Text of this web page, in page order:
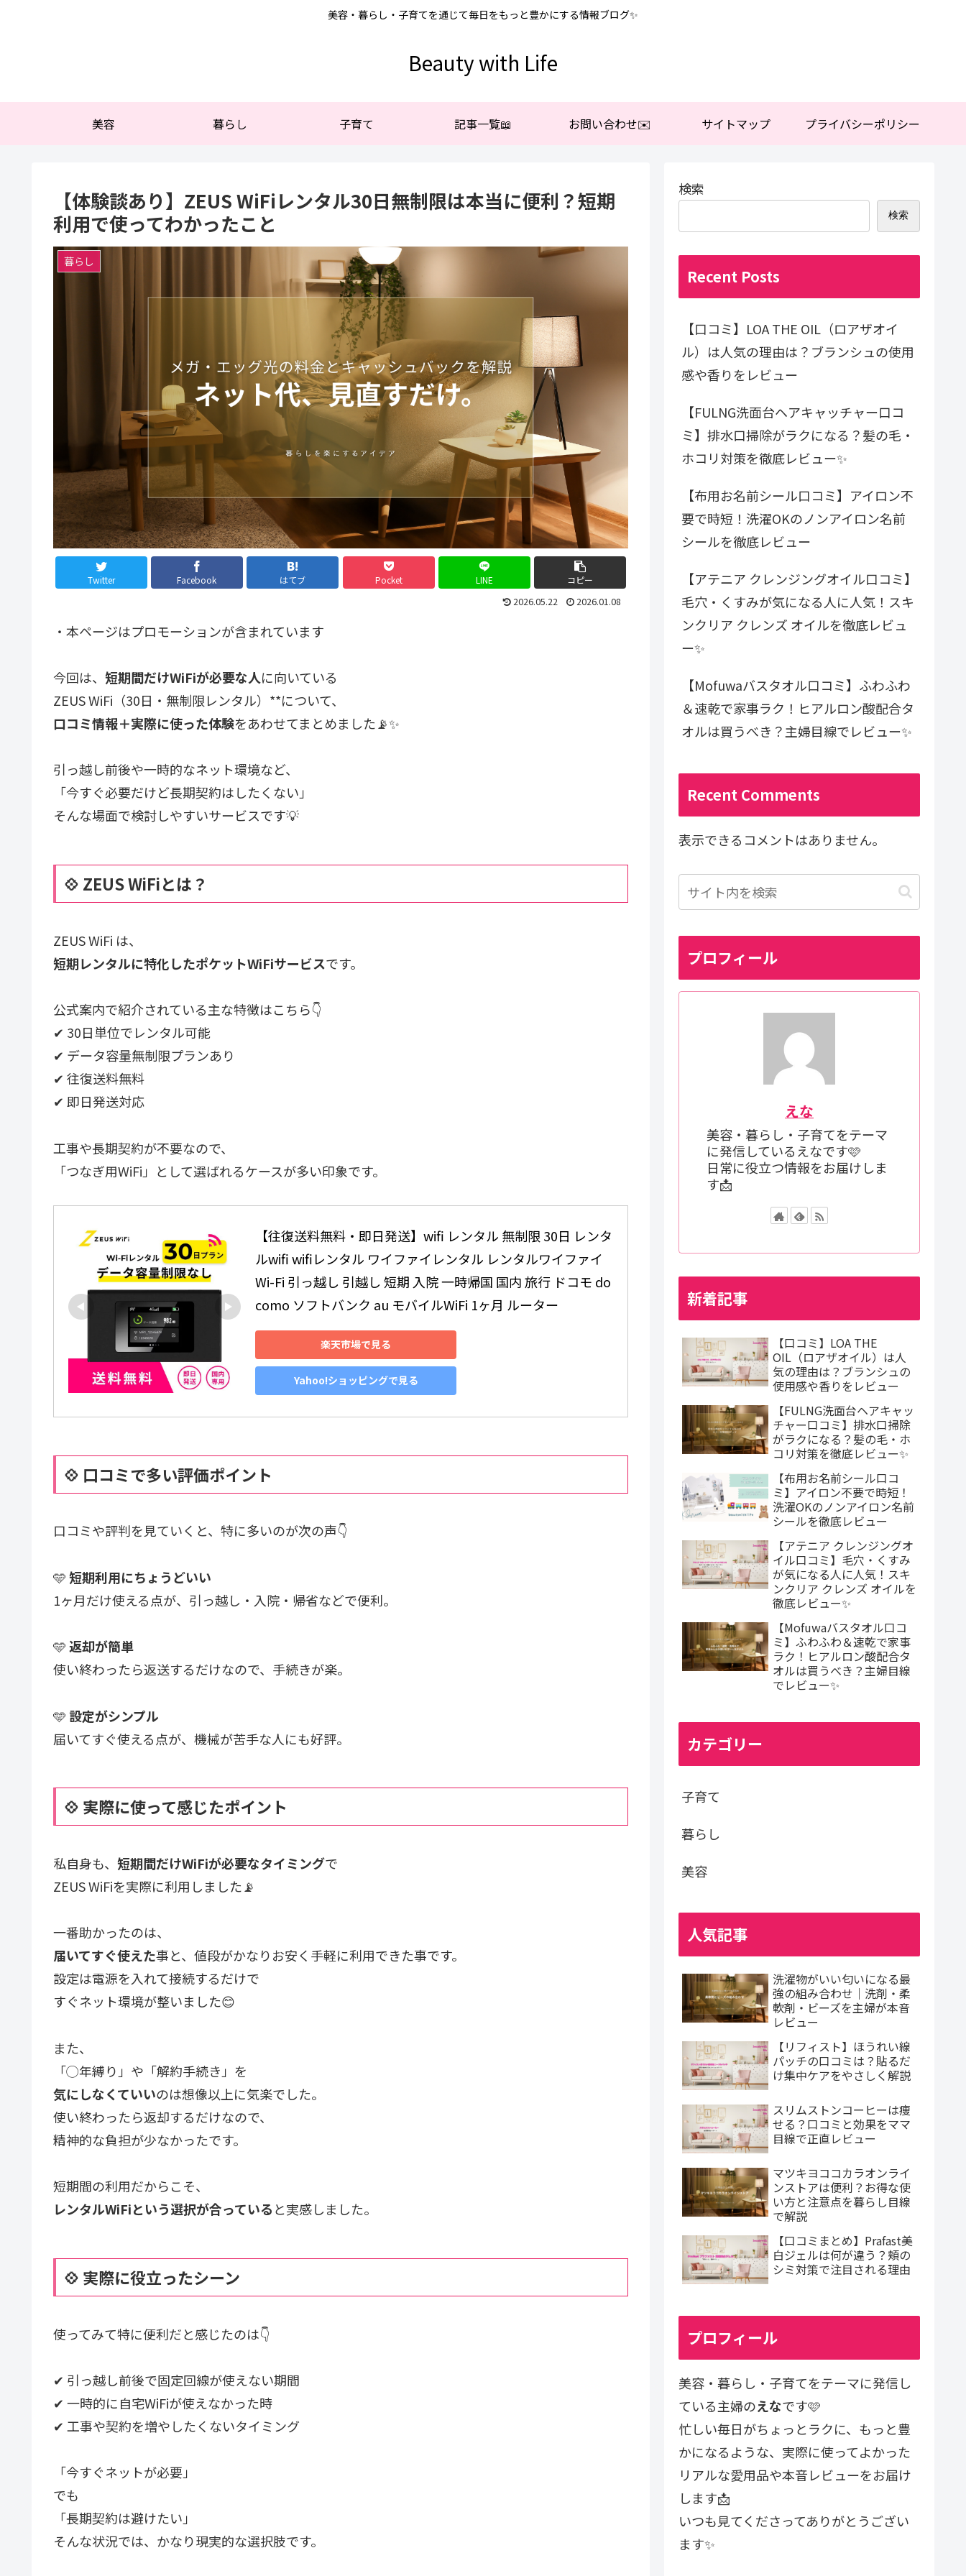
美容・暮らし・子育てを通じて毎日をもっと豊かにする情報ブログ✨
Beauty with Life
美容 暮らし 子育て 記事一覧📖 お問い合わせ✉️ サイトマップ プライバシーポリシー
【体験談あり】ZEUS WiFiレンタル30日無制限は本当に便利？短期
利用で使ってわかったこと
暮らし
Twitter Facebook はてブ Pocket LINE コピー
2026.05.22 2026.01.08
・本ページはプロモーションが含まれています
今回は、 短期間だけWiFiが必要な人に向いている
ZEUS WiFi（30日・無制限レンタル）**について、
口コミ情報＋実際に使った体験をあわせてまとめました📡✨
引っ越し前後や一時的なネット環境など、
「今すぐ必要だけど長期契約はしたくない」
そんな場面で検討しやすいサービスです💡
💠 ZEUS WiFiとは？
ZEUS WiFi は、
短期レンタルに特化したポケットWiFiサービスです。
公式案内で紹介されている主な特徴はこちら👇
✔ 30日単位でレンタル可能
✔ データ容量無制限プランあり
✔ 往復送料無料
✔ 即日発送対応
工事や長期契約が不要なので、
「つなぎ用WiFi」として選ばれるケースが多い印象です。
【往復送料無料・即日発送】wifi レンタル 無制限 30日 レンタ
ルwifi wifiレンタル ワイファイレンタル レンタルワイファイ
Wi-Fi 引っ越し 引越し 短期 入院 一時帰国 国内 旅行 ドコモ do
como ソフトバンク au モバイルWiFi 1ヶ月 ルーター
楽天市場で見る
Yahoo!ショッピングで見る
💠 口コミで多い評価ポイント
口コミや評判を見ていくと、特に多いのが次の声👇
🩵短期利用にちょうどいい
1ヶ月だけ使える点が、引っ越し・入院・帰省などで便利。
🩵返却が簡単
使い終わったら返送するだけなので、手続きが楽。
🩵 設定がシンプル
届いてすぐ使える点が、機械が苦手な人にも好評。
💠 実際に使って感じたポイント
私自身も、 短期間だけWiFiが必要なタイミングで
ZEUS WiFiを実際に利用しました📡
一番助かったのは、
届いてすぐ使えた事と、値段がかなりお安く手軽に利用できた事です。
設定は電源を入れて接続するだけで
すぐネット環境が整いました😊
また、
「◯年縛り」や「解約手続き」を
気にしなくていいのは想像以上に気楽でした。
使い終わったら返却するだけなので、
精神的な負担が少なかったです。
短期間の利用だからこそ、
レンタルWiFiという選択が合っていると実感しました。
💠 実際に役立ったシーン
使ってみて特に便利だと感じたのは👇
✔ 引っ越し前後で固定回線が使えない期間
✔ 一時的に自宅WiFiが使えなかった時
✔ 工事や契約を増やしたくないタイミング
「今すぐネットが必要」
でも
「長期契約は避けたい」
そんな状況では、かなり現実的な選択肢です。
検索
検索
Recent Posts
【口コミ】LOA THE OIL（ロアザオイ
ル）は人気の理由は？ブランシュの使用
感や香りをレビュー
【FULNG洗面台ヘアキャッチャー口コ
ミ】排水口掃除がラクになる？髪の毛・
ホコリ対策を徹底レビュー✨
【布用お名前シール口コミ】アイロン不
要で時短！洗濯OKのノンアイロン名前
シールを徹底レビュー
【アテニア クレンジングオイル口コミ】
毛穴・くすみが気になる人に人気！スキ
ンクリア クレンズ オイルを徹底レビュ
ー✨
【Mofuwaバスタオル口コミ】ふわふわ
＆速乾で家事ラク！ヒアルロン酸配合タ
オルは買うべき？主婦目線でレビュー✨
Recent Comments
表示できるコメントはありません。
プロフィール
えな
美容・暮らし・子育てをテーマ
に発信しているえなです🩷
日常に役立つ情報をお届けしま
す📩
新着記事
【口コミ】LOA THE
OIL（ロアザオイル）は人
気の理由は？ブランシュの
使用感や香りをレビュー
【FULNG洗面台ヘアキャッ
チャー口コミ】排水口掃除
がラクになる？髪の毛・ホ
コリ対策を徹底レビュー✨
【布用お名前シール口コ
ミ】アイロン不要で時短！
洗濯OKのノンアイロン名前
シールを徹底レビュー
【アテニア クレンジングオ
イル口コミ】毛穴・くすみ
が気になる人に人気！スキ
ンクリア クレンズ オイルを
徹底レビュー✨
【Mofuwaバスタオル口コ
ミ】ふわふわ＆速乾で家事
ラク！ヒアルロン酸配合タ
オルは買うべき？主婦目線
でレビュー✨
カテゴリー
子育て
暮らし
美容
人気記事
洗濯物がいい匂いになる最
強の組み合わせ｜洗剤・柔
軟剤・ビーズを主婦が本音
レビュー
【リフィスト】ほうれい線
パッチの口コミは？貼るだ
け集中ケアをやさしく解説
スリムストンコーヒーは痩
せる？口コミと効果をママ
目線で正直レビュー
マツキヨココカラオンライ
ンストアは便利？お得な使
い方と注意点を暮らし目線
で解説
【口コミまとめ】Prafast美
白ジェルは何が違う？頬の
シミ対策で注目される理由
プロフィール
美容・暮らし・子育てをテーマに発信し
ている主婦のえなです🩷
忙しい毎日がちょっとラクに、もっと豊
かになるような、実際に使ってよかった
リアルな愛用品や本音レビューをお届け
します📩
いつも見てくださってありがとうござい
ます✨